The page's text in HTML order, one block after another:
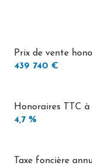
Prix de vente
439 740 €
Honoraires TTC
4,7 %
Taxe foncière